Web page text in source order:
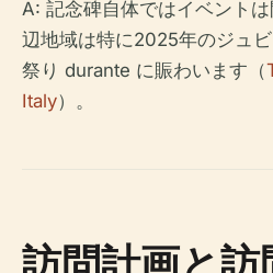
A: 記念碑自体ではイベント
辺地域は特に2025年のジュ
祭り durante に賑わいます（
Italy）。
訪問計画と